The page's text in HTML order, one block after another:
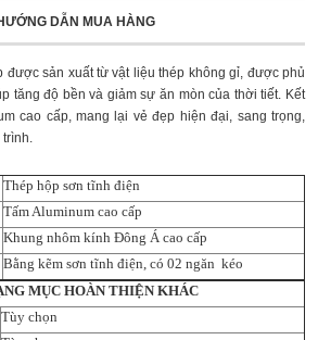
DẪN MUA HÀNG
được sản xuất từ vật liệu thép không gỉ, được phủ
tăng độ bền và giảm sự ăn mòn của thời tiết. Kết
cao cấp, mang lại vẻ đẹp hiện đại, sang trọng,
trình.
Thép hộp sơn tĩnh điện
Tấm Aluminum cao cấp
Khung nhôm kính Đông Á cao cấp
Bằng kẽm sơn tĩnh điện, có 02 ngăn kéo
MỤC HOÀN THIỆN KHÁC
Tùy chọn